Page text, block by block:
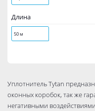
Длина
50 м
Уплотнитель Tytan
оконных коробок, так же
негативными